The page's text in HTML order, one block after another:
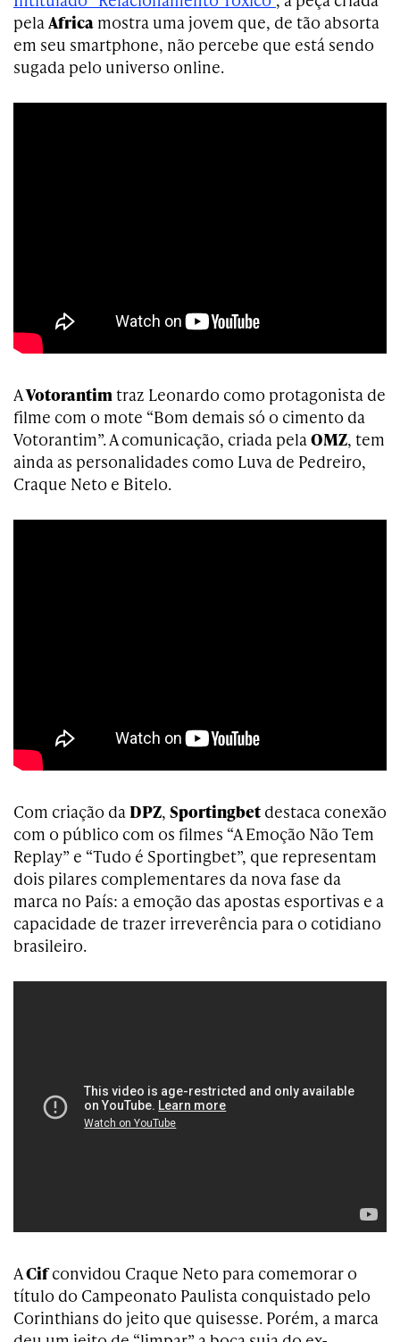
pelaAfrica mostra uma jovem que, de tão absorta
em seu smartphone, não percebe que está sendo
sugada pelo universo online.
AVotorantimtraz Leonardo como protagonista de
filme com o mote “Bom demais só o cimento da
Votorantim”. A comunicação, criada pelaOMZ, tem
ainda as personalidades como Luva de Pedreiro,
Craque Neto e Bitelo.
Com criação daDPZ, Sportingbet destaca conexão
com o público com os filmes “A Emoção Não Tem
Replay” e “Tudo é Sportingbet”, que representam
dois pilares complementares da nova fase da
marca no País: a emoção das apostas esportivas e a
capacidade de trazer irreverência para o cotidiano
brasileiro.
ACifconvidou Craque Neto para comemorar o
título do Campeonato Paulista conquistado pelo
Corinthians do jeito que quisesse. Porém, a marca